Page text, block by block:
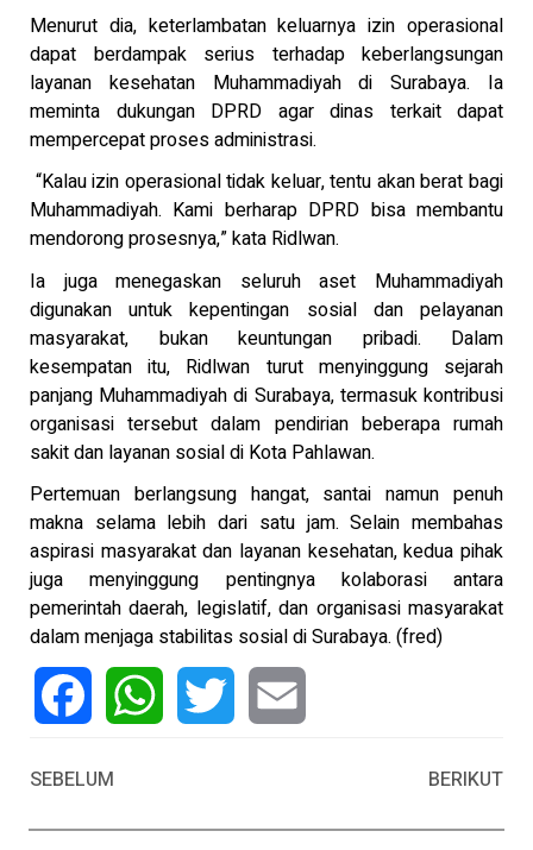
Menurut dia, keterlambatan keluarnya izin operasional
dapat berdampak serius terhadap keberlangsungan
layanan kesehatan Muhammadiyah di Surabaya. Ia
meminta dukungan DPRD agar dinas terkait dapat
mempercepat proses administrasi.
“Kalau izin operasional tidak keluar, tentu akan berat bagi
Muhammadiyah. Kami berharap DPRD bisa membantu
mendorong prosesnya,” kata Ridlwan.
Ia juga menegaskan seluruh aset Muhammadiyah
digunakan untuk kepentingan sosial dan pelayanan
masyarakat, bukan keuntungan pribadi. Dalam
kesempatan itu, Ridlwan turut menyinggung sejarah
panjang Muhammadiyah di Surabaya, termasuk kontribusi
organisasi tersebut dalam pendirian beberapa rumah
sakit dan layanan sosial di Kota Pahlawan.
Pertemuan berlangsung hangat, santai namun penuh
makna selama lebih dari satu jam. Selain membahas
aspirasi masyarakat dan layanan kesehatan, kedua pihak
juga menyinggung pentingnya kolaborasi antara
pemerintah daerah, legislatif, dan organisasi masyarakat
dalam menjaga stabilitas sosial di Surabaya. (fred)
SEBELUM
BERIKUT